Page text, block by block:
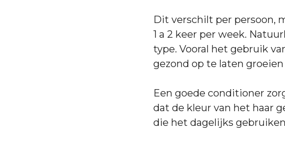
Dit verschilt per persoon,
1 a 2 keer per week.
type. Vooral het gebruik
gezond op te laten
Een goede conditioner
dat de kleur van het haar
die het dagelijks